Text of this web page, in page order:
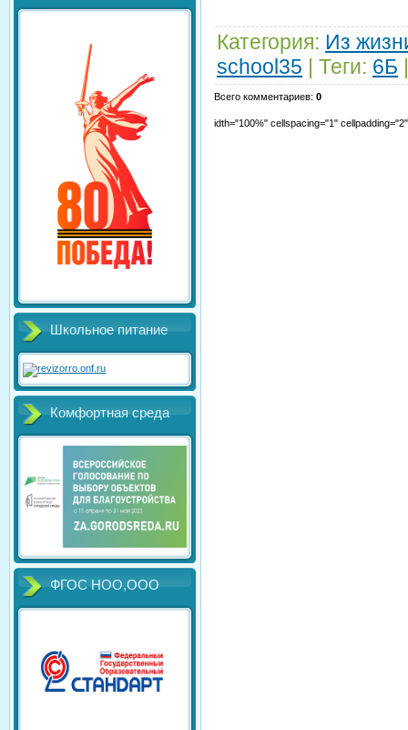
Школьное питание
Комфортная среда
ФГОС НОО,ООО
Категория: Из
school35
Теги: 6Б
Всего комментариев: 0
idth="100%" cellspacing="1"